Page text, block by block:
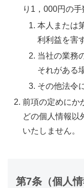
り1，000円の手
本人または
利利益を害
当社の業務
それがある
その他法令
前項の定めにか
どの個人情報以
いたしません。
第7条（個人